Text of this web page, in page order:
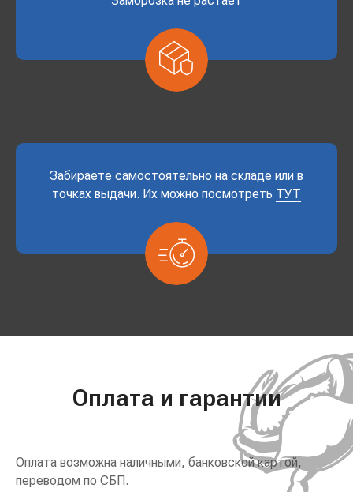
Забираете самостоятельно на складе или в
точках выдачи. Их можно посмотреть ТУТ
Оплата и гарантии
Оплата возможна наличными, банковской картой,
переводом по СБП.